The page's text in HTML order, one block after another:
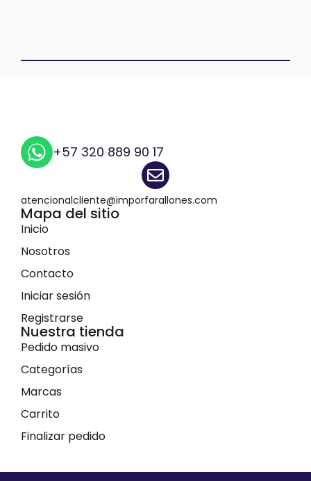
+57 320 889 90 17
atencionalcliente@imporfarallones.com
Mapa del sitio
Inicio
Nosotros
Contacto
Iniciar sesión
Registrarse
Nuestra tienda
Pedido masivo
Categorías
Marcas
Carrito
Finalizar pedido